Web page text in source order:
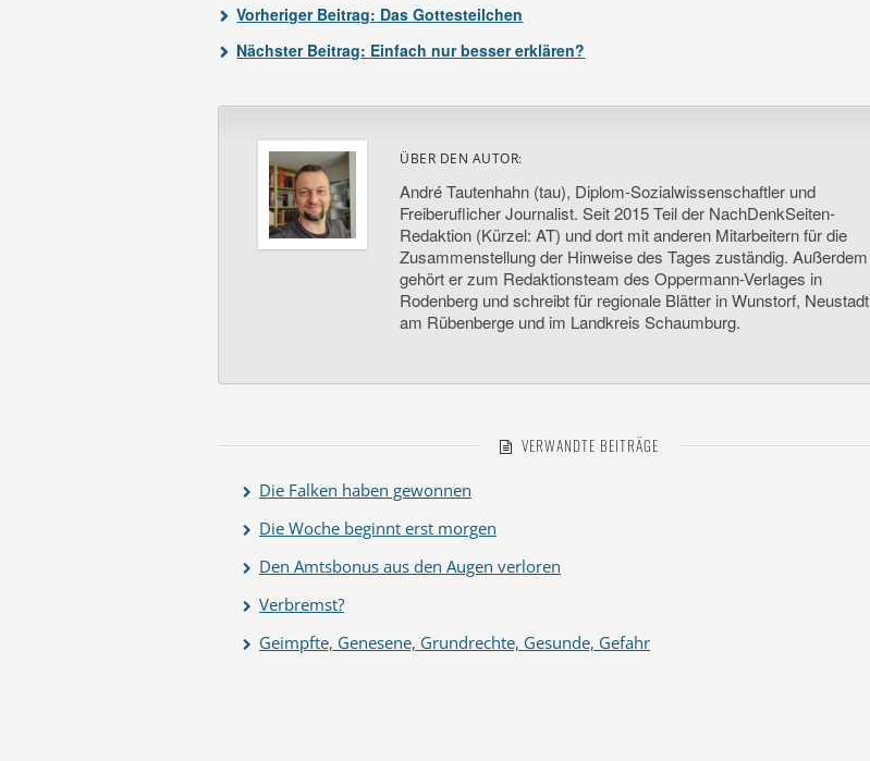
Vorheriger Beitrag: Das Gottesteilchen
Nächster Beitrag: Einfach nur besser erklären?
ÜBER DEN AUTOR:
André Tautenhahn (tau), Diplom-Sozialwissenschaftler und
Freiberuflicher Journalist. Seit 2015 Teil der NachDenkSeiten-
Redaktion (Kürzel: AT) und dort mit anderen Mitarbeitern für die
Zusammenstellung der Hinweise des Tages zuständig. Außerdem
gehört er zum Redaktionsteam des Oppermann-Verlages in
Rodenberg und schreibt für regionale Blätter in Wunstorf, Neustadt
am Rübenberge und im Landkreis Schaumburg.
VERWANDTE BEITRÄGE
Die Falken haben gewonnen
Die Woche beginnt erst morgen
Den Amtsbonus aus den Augen verloren
Verbremst?
Geimpfte, Genesene, Grundrechte, Gesunde, Gefahr